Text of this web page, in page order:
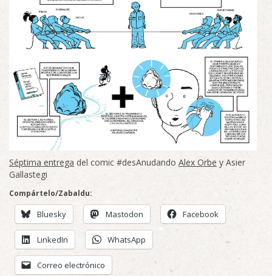
Séptima entrega del comic #desAnudando Alex Orbe y Asier
Gallastegi
Compártelo/Zabaldu:
Bluesky Mastodon Facebook
LinkedIn WhatsApp
Correo electrónico